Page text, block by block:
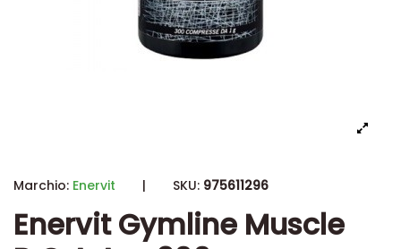
Marchio: Enervit | SKU: 975611296
Enervit Gymline Muscle